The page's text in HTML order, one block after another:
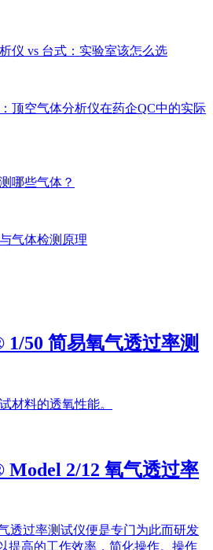
仪 vs 台式：实验室该怎么选
气体检测原理
透过率测试仪便是专门为此而研发
提高的工作效率，简化操作。操作
间设置参数和检测测试，在更短的